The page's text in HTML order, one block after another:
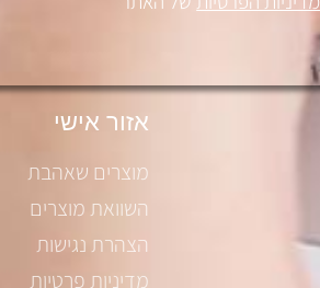
אזור אישי
מוצרים שאהבת
השוואת מוצרים
הצהרת נגישות
מדיניות פרטיות